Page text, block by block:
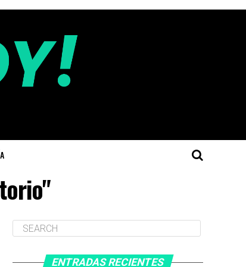
ENTRADAS RECIENTES